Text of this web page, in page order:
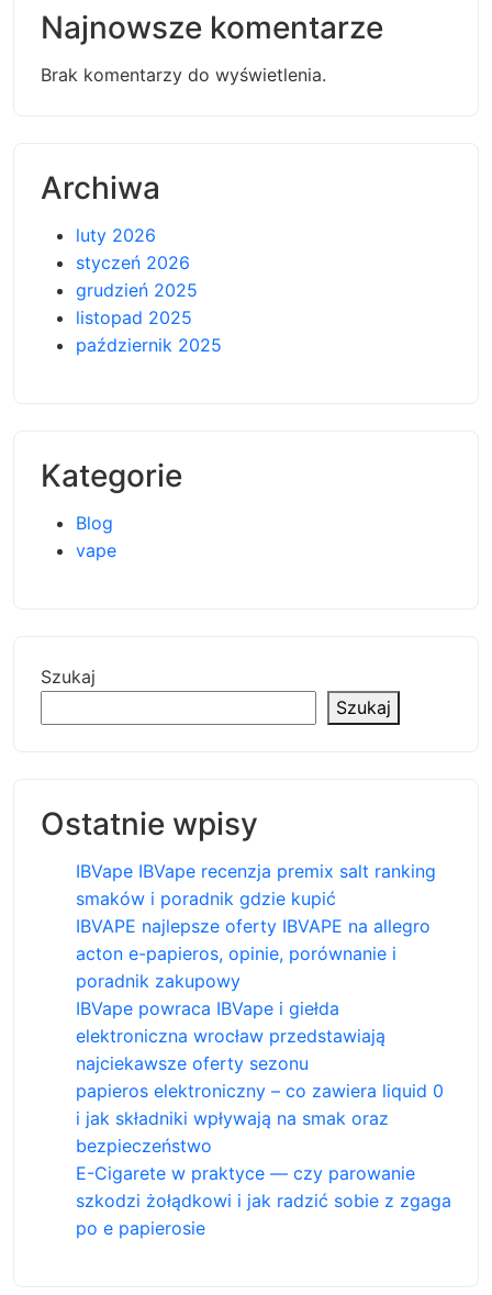
Najnowsze komentarze
Brak komentarzy do wyświetlenia.
Archiwa
luty 2026
styczeń 2026
grudzień 2025
listopad 2025
październik 2025
Kategorie
Blog
vape
Szukaj
Szukaj
Ostatnie wpisy
IBVape IBVape recenzja premix salt ranking
smaków i poradnik gdzie kupić
IBVAPE najlepsze oferty IBVAPE na allegro
acton e-papieros, opinie, porównanie i
poradnik zakupowy
IBVape powraca IBVape i giełda
elektroniczna wrocław przedstawiają
najciekawsze oferty sezonu
papieros elektroniczny – co zawiera liquid 0
i jak składniki wpływają na smak oraz
bezpieczeństwo
E-Cigarete w praktyce — czy parowanie
szkodzi żołądkowi i jak radzić sobie z zgaga
po e papierosie